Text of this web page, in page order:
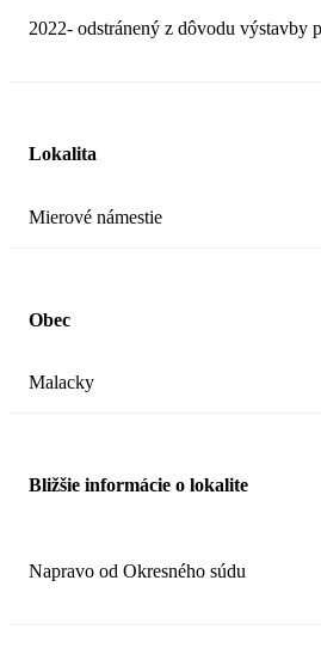
2022- odstránený z dôvodu výstavby
Lokalita
Mierové námestie
Obec
Malacky
Bližšie informácie o lokalite
Napravo od Okresného súdu